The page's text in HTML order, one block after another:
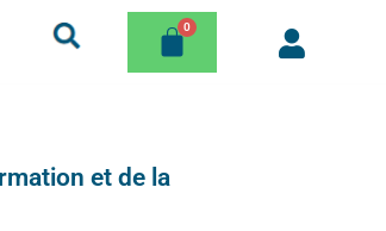
et de la